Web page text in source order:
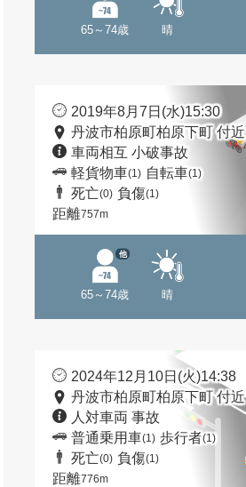
65～74歳 晴
2019年8月7日(水)15:30
丹波市柏原町柏原下町 付近
車両相互 小破事故
軽貨物車(1) 自転車(1)
死亡(0) 負傷(1)
距離757m
65～74歳
他
晴
2024年12月10日(火)14:38
丹波市柏原町柏原下町 付近
人対車両 事故
普通乗用車(1) 歩行者(1)
死亡(0) 負傷(1)
距離776m